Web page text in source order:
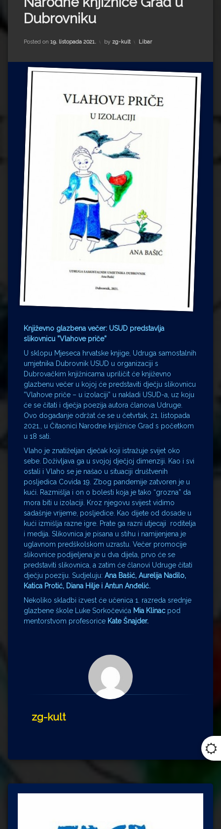
Impressum
Milenko Strižak
Drugi autori
Drugi autori
Ljiljana Lekanić-Kljaić
Željko Krznarić
Mario Lovreković
Miroslav Šantek
Dubrovniku
Posted on 19. listopada 2021. by zg-kult Kategorije:
Libar
Književno glazbena večer: USUD predstavlja
slikovnicu ”Vlahove priče”
U sklopu Mjeseca hrvatske knjige, Udruga samostalnih
umjetnika Dubrovnik USUD u organizaciji s
Dubrovačkim knjižnicama upriličit će književno
glazbenu večer u kojoj će predstaviti dječju slikovnicu
”Vlahove priče – u izolaciji” u nakladi USUD-a, uz koju
će se čitati i dječja poezija autora članova Udruge.
Ovo događanje održat će se u četvrtak, 21. listopada
2021., u Čitaonici Narodne knjižnice Grad s početkom
u 18 sati.
Vlaho je znatiželjan dječak koji istražuje svijet oko
sebe. Doživljava ga u svojoj dječjoj dimenziji. Kao i svi
ostali i Vlaho se je našao u situaciji društvenih
posljedica Covida 19. Zbog pandemije zatvoren je u
kući. Razmišlja i on o bolesti koja je tako “grozna” da
mora biti u izolaciji. Kroz njegovu svijest vidimo
sadašnje vrijeme, posljedice. Kao dijete od dosade u
kući izmišlja razne igre. Prate ga razni utjecaji roditelja
i medija. Slikovnica je pisana u stihu i namijenjena je
uglavnom predškolskom uzrastu. Večer promocije
slikovnice podijeljena je u dva dijela, prvo će se
predstaviti slikovnica, a zatim će članovi Udruge čitati
dječju poeziju. Sudjeluju: Ana Bašić, Aurelija Nadilo,
Katica Protić, Diana Hilje i Antun Anđelić.
Nekoliko skladbi izvest će učenica 1. razreda srednje
glazbene škole Luke Sorkočevića Mia Klinac pod
mentorstvom profesorice Kate Šnajder.
zg-kult